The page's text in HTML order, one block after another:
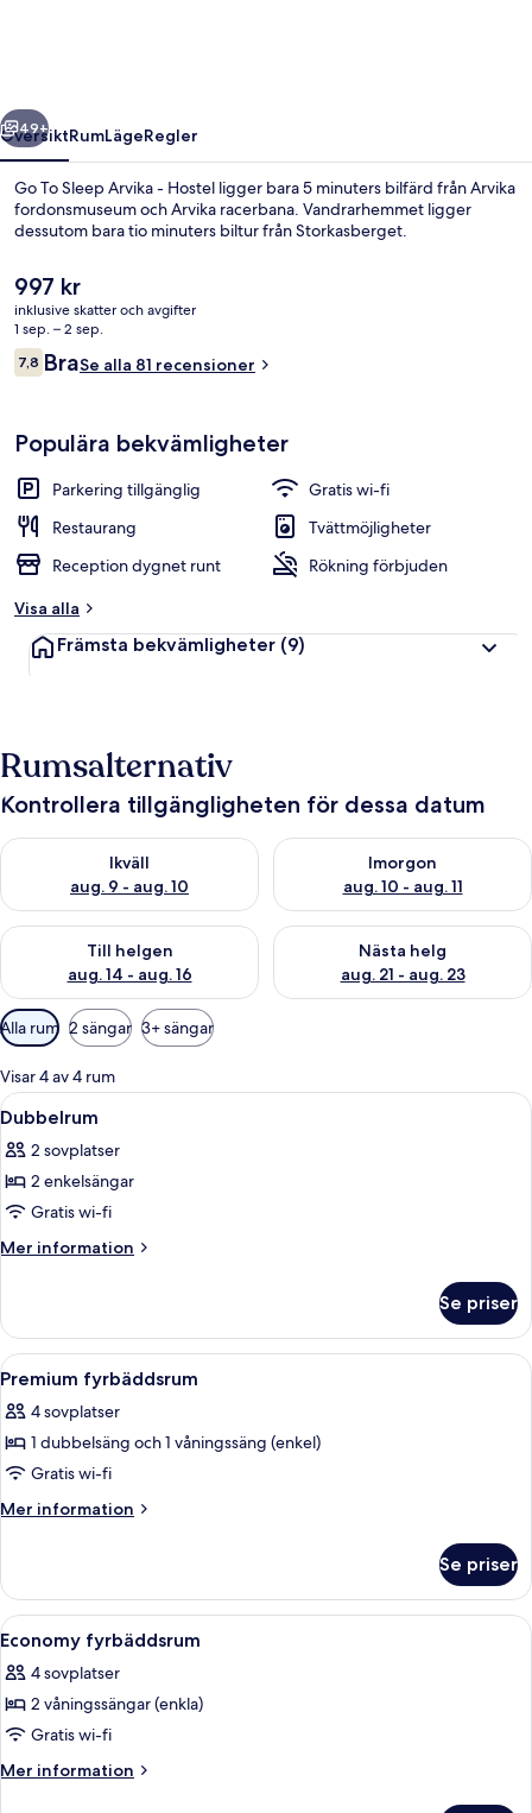
Nästa
49+
ÖversiktRumLägeRegler
Go To Sleep Arvika - Hostel ligger bara 5 minuters bilfärd från Arvika
fordonsmuseum och Arvika racerbana. Vandrarhemmet ligger
dessutom bara tio minuters biltur från Storkasberget.
Det
nuvarande
priset
är
997 kr
997 kr
inklusive skatter och avgifter
1 sep. – 2 sep.
Recensioner
7,87,8 av 10,
BraSe alla 81 recensioner
Populära bekvämligheter
Parkering tillgänglig
Gratis wi-fi
Restaurang
Tvättmöjligheter
Reception dygnet runt
Rökning förbjuden
Visa alla
Främsta bekvämligheter (9)
Rumsalternativ
Kontrollera tillgängligheten för dessa datum
Ikväll
aug. 9 - aug. 10
Kontrollera tillgängligheten för ikväll aug. 9 - aug. 10
Imorgon
aug. 10 - aug. 11
Kontrollera tillgängligheten
Till helgen
aug. 14 - aug. 16
Kontrollera tillgängligheten för den här helgen aug. 14 - aug.
Nästa helg
aug. 21 - aug. 23
Kontrollera tillgängligheten
Tillgängliga
filter
för
rum
Alla rum 2 sängar 3+ sängar
Visar 4 av 4 rum
Öppna
alla
foton
för
Dubbelrum
Ett hotellrum med en mönstrad
4
Dubbelrum
2 sovplatser
2 enkelsängar
Gratis wi-fi
Mer information
Mer
Se priser
Öppna
alla
foton
för
Premium
fyrbäddsrum
Ett rum med en enkel säng, en
4
Premium fyrbäddsrum
4 sovplatser
1 dubbelsäng och 1 våningssäng (enkel)
Gratis wi-fi
Mer information
Mer
fyrbäddsrum
Se priser
Öppna
alla
foton
för
Economy
fyrbäddsrum
En våningssäng med en undre och
6
Economy fyrbäddsrum
4 sovplatser
2 våningssängar (enkla)
Gratis wi-fi
Mer information
Mer